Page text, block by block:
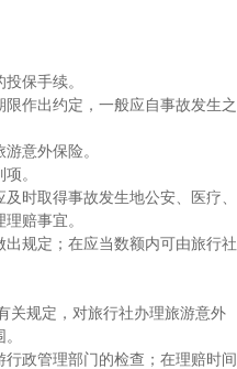
保手续。
作出约定，一般应自事故发生之
意外保险。
。
取得事故发生地公安、医疗、
赔事宜。
规定；在应当数额内可由旅行社
规定，对旅行社办理旅游意外
政管理部门的检查；在理赔时间